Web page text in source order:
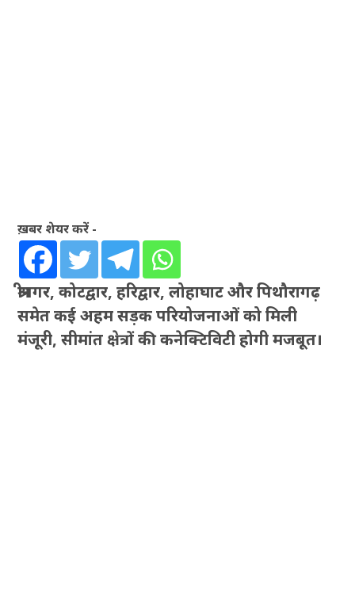
ख़बर शेयर करें -
श्रीनगर, कोटद्वार, हरिद्वार, लोहाघाट और पिथौरागढ़
समेत कई अहम सड़क परियोजनाओं को मिली
मंजूरी, सीमांत क्षेत्रों की कनेक्टिविटी होगी मजबूत।